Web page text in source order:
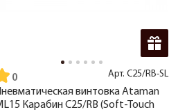
Арт. C25/RB-SL
винтовка Ataman
Карабин C25/RB (Soft-Touch